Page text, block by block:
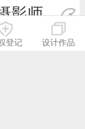
影师
07
登记 设计作品